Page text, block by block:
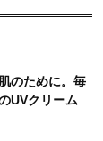
のために。毎
UVクリーム